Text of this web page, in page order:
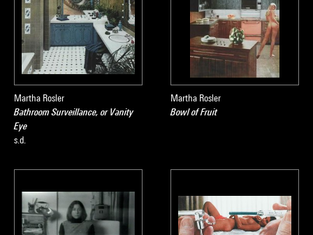
Martha Rosler
Bathroom Surveillance, or Vanity
Eye
s.d.
Martha Rosler
Bowl of Fruit